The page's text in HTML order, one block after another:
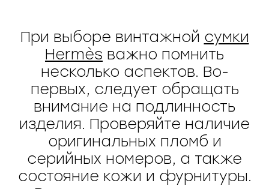
При выборе винтажной сумки
Hermès важно помнить
несколько аспектов. Во-
первых, следует обращать
внимание на подлинность
изделия. Проверяйте наличие
оригинальных пломб и
серийных номеров, а также
состояние кожи и фурнитуры.